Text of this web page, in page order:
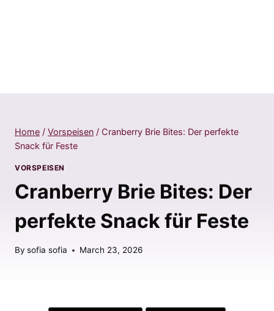
Home / Vorspeisen / Cranberry Brie Bites: Der perfekte
Snack für Feste
VORSPEISEN
Cranberry Brie Bites: Der
perfekte Snack für Feste
By sofia sofia March 23, 2026